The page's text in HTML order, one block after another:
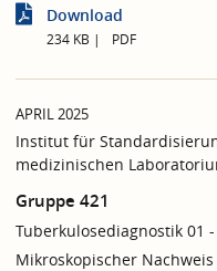
Download
234 KB PDF
APRIL 2025
Institut für
medizinischen
Gruppe 421
Tuberkulosediagnostik 01
Mikroskopischer